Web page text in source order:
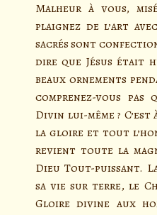
Malheur à vous,
plaignez de l’art
sacrés sont
dire que Jésus était
beaux ornements
comprenez-vous
Divin lui-même ?
la gloire et tout
revient toute la
Dieu Tout-puissant.
sa vie sur terre, le
Gloire divine aux